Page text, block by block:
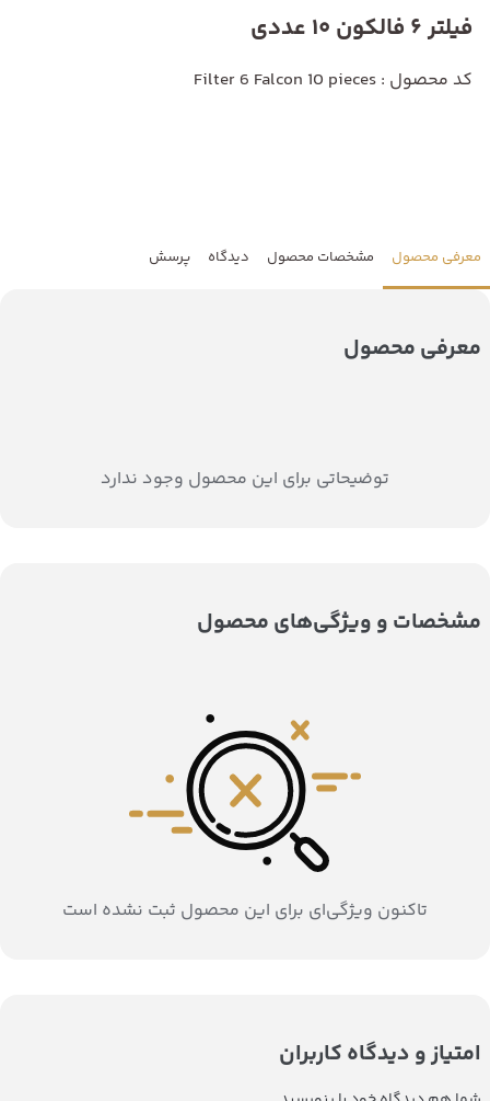
فیلتر 6 فالکون 10 عددی
کد محصول : Filter 6 Falcon 10 pieces
معرفی محصول مشخصات محصول دیدگاه پرسش
معرفی محصول
توضیحاتی برای این محصول وجود ندارد
مشخصات و ویژگی‌های محصول
تاکنون ویژگی‌ای برای این محصول ثبت نشده است
امتیاز و دیدگاه کاربران